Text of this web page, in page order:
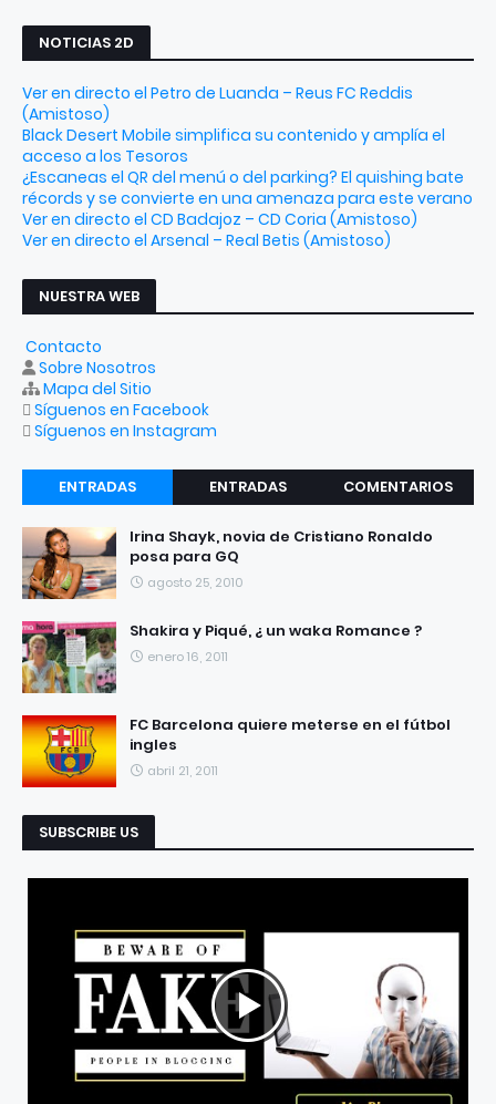
NOTICIAS 2D
Ver en directo el Petro de Luanda – Reus FC Reddis
(Amistoso)
Black Desert Mobile simplifica su contenido y amplía el
acceso a los Tesoros
¿Escaneas el QR del menú o del parking? El quishing bate
récords y se convierte en una amenaza para este verano
Ver en directo el CD Badajoz – CD Coria (Amistoso)
Ver en directo el Arsenal – Real Betis (Amistoso)
NUESTRA WEB
Contacto
Sobre Nosotros
Mapa del Sitio
Síguenos en Facebook
Síguenos en Instagram
ENTRADAS
RECIENTES
ENTRADAS
COMENTARIOS
Irina Shayk, novia de Cristiano Ronaldo
posa para GQ
agosto 25, 2010
Shakira y Piqué, ¿ un waka Romance ?
enero 16, 2011
FC Barcelona quiere meterse en el fútbol
ingles
abril 21, 2011
SUBSCRIBE US